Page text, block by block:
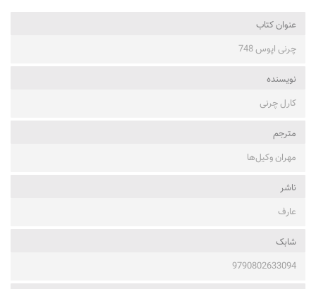
عنوان کتاب
چرنی اپوس 748
نویسنده
کارل چرنی
مترجم
مهران وکیل‌ها
ناشر
عارف
شابک
9790802633094